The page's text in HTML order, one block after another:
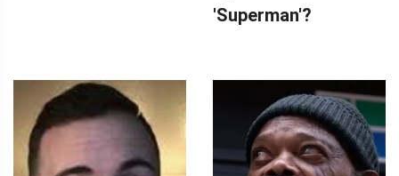
'Superman'?